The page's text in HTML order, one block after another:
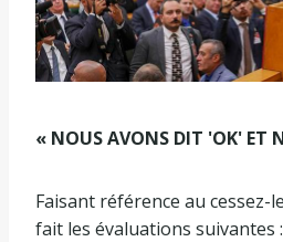
« NOUS AVONS DIT 'OK' ET
Faisant référence au cessez-
fait les évaluations suivantes :